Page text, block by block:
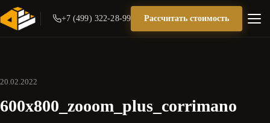
+7 (499) 322-28-99 Рассчитать стоимость
20.02.2022
600x800_zooom_plus_corrimano